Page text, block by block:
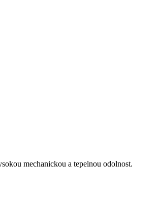
mechanickou a tepelnou odolnost.